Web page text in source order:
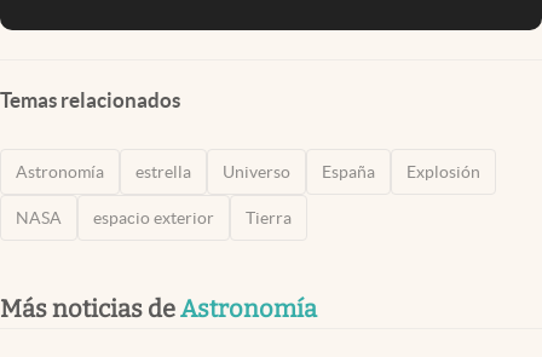
Temas relacionados
Astronomía estrella Universo España Explosión
NASA espacio exterior Tierra
Más noticias deAstronomía